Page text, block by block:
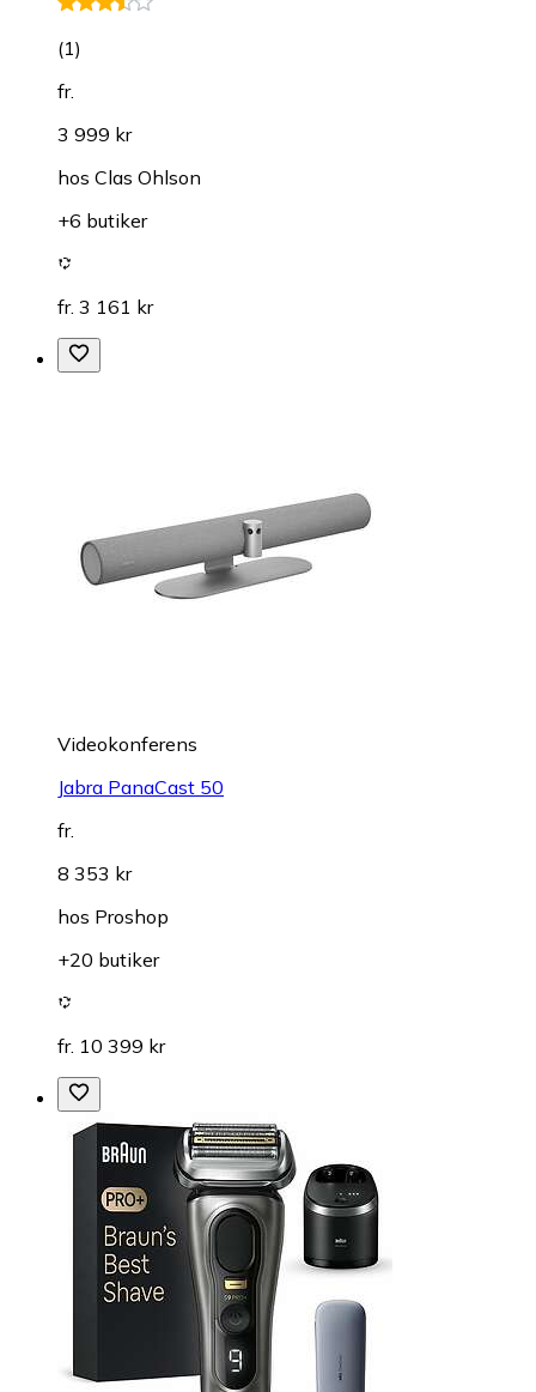
(1)
fr.
3 999 kr
hos Clas Ohlson
+6 butiker
fr. 3 161 kr
Videokonferens
Jabra PanaCast 50
fr.
8 353 kr
hos Proshop
+20 butiker
fr. 10 399 kr